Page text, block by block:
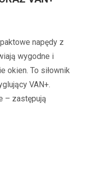
napędy z
wygodne i
okien. To siłownik
VAN+.
– zastępują